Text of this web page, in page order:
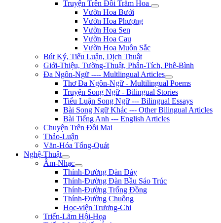
Truyện Trên Đồi Trăm Hoa
Vườn Hoa Bưởi
Vườn Hoa Phượng
Vườn Hoa Sen
Vườn Hoa Cau
Vườn Hoa Muôn Sắc
Bút Ký, Tiểu Luận, Dịch Thuật
Giới-Thiệu, Tường-Thuật, Phân-Tích, Phê-Bình
Đa Ngôn-Ngữ ---- Multlingual Articles
Thơ Đa Ngôn-Ngữ - Multilingual Poems
Truyện Song Ngữ - Bilingual Stories
Tiểu Luận Song Ngữ --- Bilingual Essays
Bài Song Ngữ Khác --- Other Bilingual Articles
Bài Tiếng Anh --- English Articles
Chuyện Trên Đồi Mai
Thảo-Luận
Văn-Hóa Tổng-Quát
Nghệ-Thuật
Âm-Nhạc
Thính-Đường Đàn Đáy
Thính-Đường Đàn Bầu Sáo Trúc
Thính-Đường Trống Đồng
Thính-Đường Chuông
Học-viện Trương-Chi
Triển-Lãm Hội-Họa